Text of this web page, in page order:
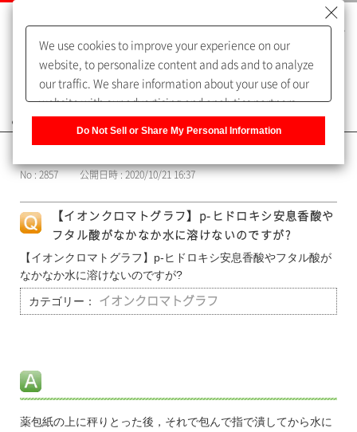
よくあるご質問（FAQ）
No : 2857 公開日時 : 2020/10/21 16:37
【イオンクロマトグラフ】p-ヒドロキシ安息香酸や
フタル酸がなかなか水に溶けないのですが?
【イオンクロマトグラフ】p-ヒドロキシ安息香酸やフタル酸が
なかなか水に溶けないのですが?
カテゴリー： イオンクロマトグラフ
薬包紙の上に秤りとった後，それで包んで指で潰してから水に
We use cookies to improve your experience on our
website, to personalize content and ads and to analyze
our traffic. We share information about your use of our
website with our advertising and analytics partners,
of our sharing information about you with our partners.
Information] to customize your cookie settings on our
website.Privacy Policy
Do Not Sell or Share My Personal Information